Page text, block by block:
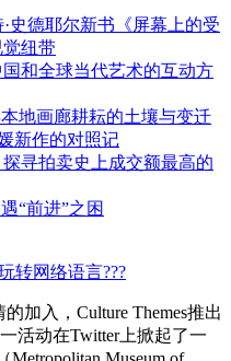
德耶尔新书《屏幕上的受
纽带
和全球当代艺术的互动方
地画廊耕耘的土壤与变迁
新作的对照记
寻拍卖史上成交额最高的
“前进”之困
转网络语言???
加入，Culture Themes推出
活动在Twitter上掀起了一